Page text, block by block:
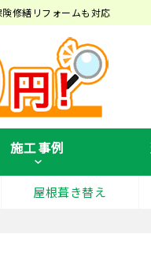
修繕リフォームも対応
施工事例
屋根葺き替え